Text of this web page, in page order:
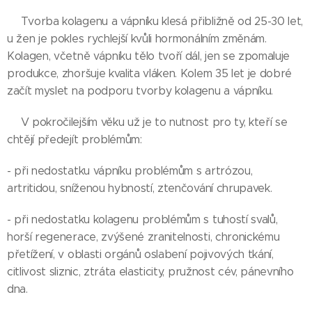
👉Tvorba kolagenu a vápníku klesá přibližně od 25-30 let,
u žen je pokles rychlejší kvůli hormonálním změnám.
Kolagen, včetně vápníku tělo tvoří dál, jen se zpomaluje
produkce, zhoršuje kvalita vláken. Kolem 35 let je dobré
začít myslet na podporu tvorby kolagenu a vápníku.
👉V pokročilejším věku už je to nutnost pro ty, kteří se
chtějí předejít problémům:
- při nedostatku vápníku problémům s artrózou,
artritidou, sníženou hybností, ztenčování chrupavek.
- při nedostatku kolagenu problémům s tuhostí svalů,
horší regenerace, zvýšené zranitelnosti, chronickému
přetížení, v oblasti orgánů oslabení pojivových tkání,
citlivost sliznic, ztráta elasticity, pružnost cév, pánevního
dna.